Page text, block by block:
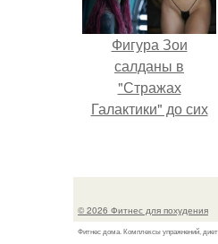
Фигура Зои
салданы в
"Стражах
Галактики" до сих
© 2026 Фитнес для похудения
Фитнес дома. Комплексы упражнений,